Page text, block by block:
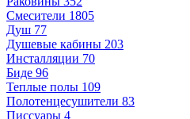
Смесители 1805
Душ 77
Душевые кабины 203
Инсталляции 70
Биде 96
Теплые полы 109
Полотенцесушители 83
Писсуары 4